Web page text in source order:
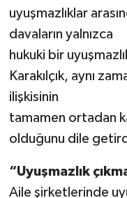
uyuşmazlıklar
davaların yalnızca
hukuki bir
Karakılçık, aynı
ilişkisinin
tamamen ortadan
olduğunu dile
“Uyuşmazlık
Aile şirketlerinde